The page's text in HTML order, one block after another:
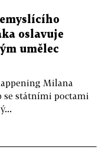
oslavuje
umělec
Milana
se státními poctami